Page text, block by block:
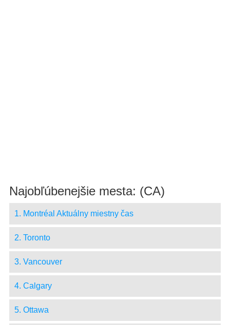
Najobľúbenejšie mesta: (CA)
1. Montréal Aktuálny miestny čas
2. Toronto
3. Vancouver
4. Calgary
5. Ottawa